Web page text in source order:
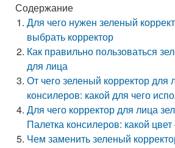
Содержание
Для чего нужен зеленый
выбрать корректор
Как правильно пользоваться
для лица
От чего зеленый корректор для
консилеров: какой для чего
Для чего корректор для лица
Палетка консилеров: какой
Чем заменить зеленый